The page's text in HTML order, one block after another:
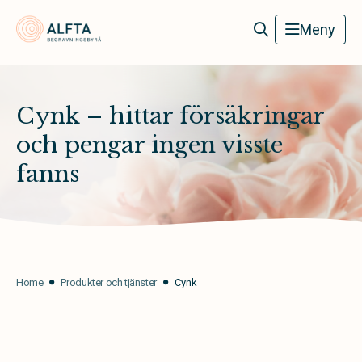
Meny
Cynk – hittar försäkringar
och pengar ingen visste
fanns
Home Produkter och tjänster Cynk